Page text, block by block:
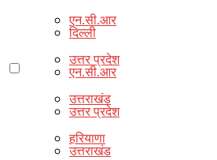
एन.सी.आर
उत्तर प्रदेश
उत्तराखंड
हरियाणा
दिल्ली
एन.सी.आर
उत्तर प्रदेश
उत्तराखंड